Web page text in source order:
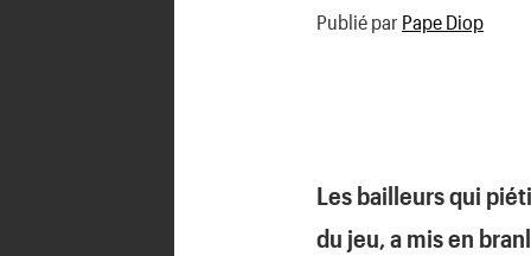
Publié par Pape Diop
Les bailleurs qui
du jeu, a mis en